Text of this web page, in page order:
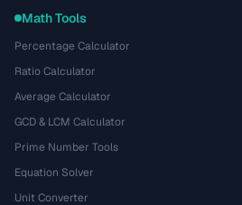
Math Tools
Percentage Calculator
Ratio Calculator
Average Calculator
GCD & LCM Calculator
Prime Number Tools
Equation Solver
Unit Converter